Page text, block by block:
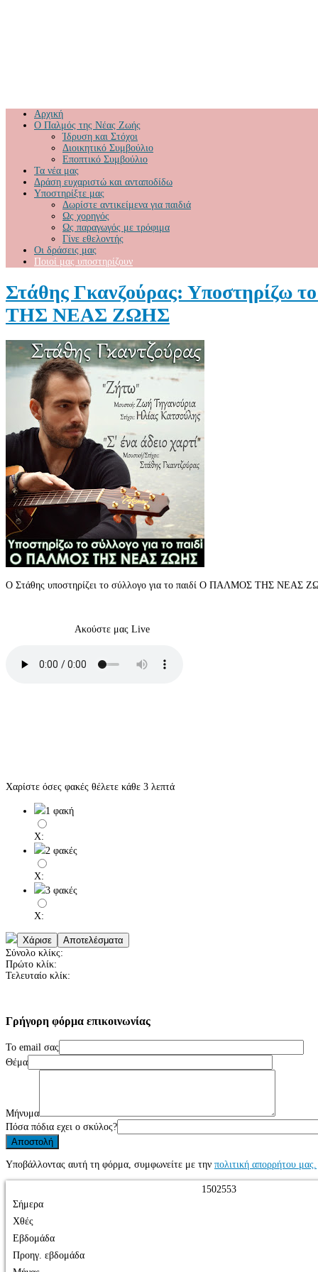
Αρχική
Ο Παλμός της Νέας Ζωής
Ίδρυση και Στόχοι
Διοικητικό Συμβούλιο
Εποπτικό Συμβούλιο
Τα νέα μας
Δράση ευχαριστώ και ανταποδίδω
Υποστηρίξτε μας
Δωρίστε αντικείμενα για παιδιά
Ως χορηγός
Ως παραγωγός με τρόφιμα
Γίνε εθελοντής
Οι δράσεις μας
Ποιοί μας υποστηρίζουν
Στάθης Γκανζούρας: Υποστηρίζω
ΤΗΣ ΝΕΑΣ ΖΩΗΣ
Ο Στάθης υποστηρίζει το σύλλογο για το παιδί Ο ΠΑΛΜΟΣ ΤΗΣ ΝΕΑΣ
Ακούστε μας Live
Χαρίστε όσες φακές θέλετε κάθε 3 λεπτά
1 φακή
X:
2 φακές
X:
3 φακές
X:
Σύνολο κλίκς:
Πρώτο κλίκ:
Τελευταίο κλίκ:
Γρήγορη φόρμα επικοινωνίας
Το email σας
Θέμα
Μήνυμα
Πόσα πόδια εχει ο σκύλος?
Υποβάλλοντας αυτή τη φόρμα, συμφωνείτε με την πολιτική απορρήτου μας.
1502553
Σήμερα
Χθές
Εβδομάδα
Προηγ. εβδομάδα